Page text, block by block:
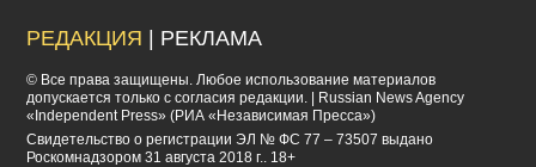
РЕДАКЦИЯ | РЕКЛАМА
© Все права защищены. Любое использование материалов
допускается только с согласия редакции. | Russian News Agency
«Independent Press» (РИА «Независимая Пресса»)
Cвидетельство о регистрации ЭЛ № ФС 77 – 73507 выдано
Роскомнадзором 31 августа 2018 г.. 18+